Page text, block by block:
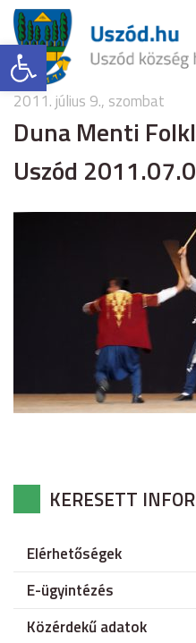
Eszköztár megnyitása
2011. július 9., szombat
Duna Menti
Uszód
KERESETT
Elérhetőségek
E-ügyintézés
Közérdekű adatok